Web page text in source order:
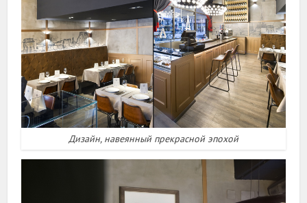
Дизайн, навеянный прекрасной эпохой